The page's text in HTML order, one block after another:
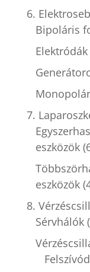
6.
Bipoláris
Elektródák
7.
eszközök
eszközök
8.
Sérvhálók